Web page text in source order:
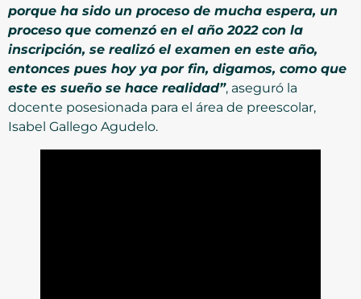
porque ha sido un proceso de mucha espera, un
proceso que comenzó en el año 2022 con la
inscripción, se realizó el examen en este año,
entonces pues hoy ya por fin, digamos, como que
este es sueño se hace realidad”, aseguró la
docente posesionada para el área de preescolar,
Isabel Gallego Agudelo.